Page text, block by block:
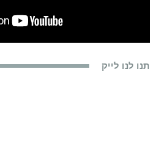
תנו לנו לייק